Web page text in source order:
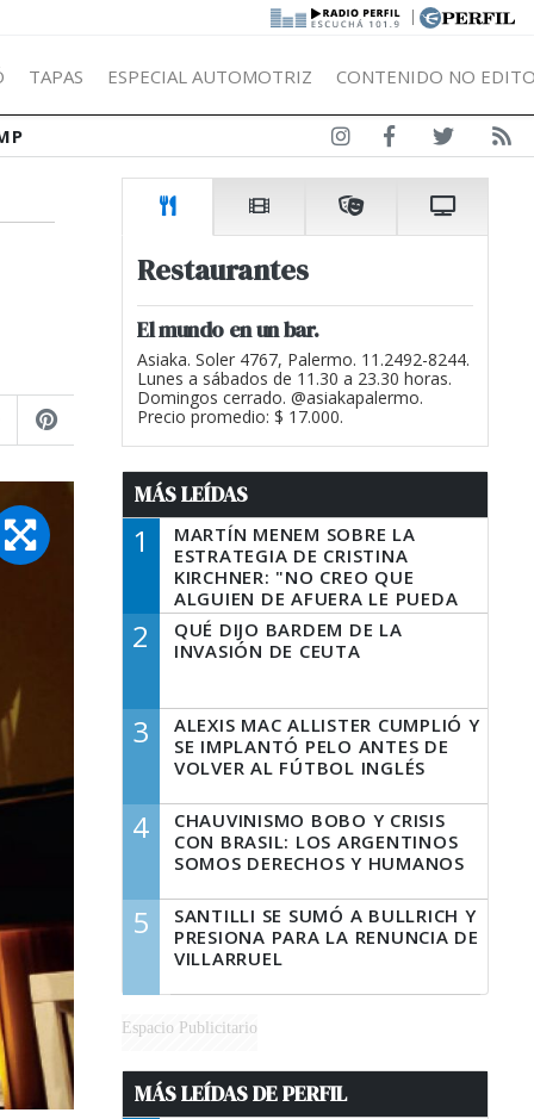
|
TAPAS ESPECIAL AUTOMOTRIZ CONTENIDO NO
Restaurantes
El mundo en un bar.
Asiaka. Soler 4767, Palermo. 11.2492-8244.
Lunes a sábados de 11.30 a 23.30 horas.
Domingos cerrado. @asiakapalermo.
Precio promedio: $ 17.000.
MÁS LEÍDAS
1
MARTÍN MENEM SOBRE LA
ESTRATEGIA DE CRISTINA
KIRCHNER: "NO CREO QUE
ALGUIEN DE AFUERA LE PUEDA
DECIR A LA JUSTICIA LO QUE
TIENE QUE HACER"
2
QUÉ DIJO BARDEM DE LA
INVASIÓN DE CEUTA
3
ALEXIS MAC ALLISTER CUMPLIÓ Y
SE IMPLANTÓ PELO ANTES DE
VOLVER AL FÚTBOL INGLÉS
4
CHAUVINISMO BOBO Y CRISIS
CON BRASIL: LOS ARGENTINOS
SOMOS DERECHOS Y HUMANOS
5
SANTILLI SE SUMÓ A BULLRICH Y
PRESIONA PARA LA RENUNCIA DE
VILLARRUEL
Espacio Publicitario
MÁS LEÍDAS DE PERFIL